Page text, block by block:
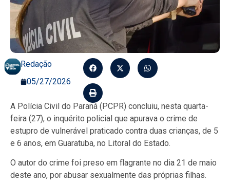
Redação
05/27/2026
A Polícia Civil do Paraná (PCPR) concluiu, nesta quarta-
feira (27), o inquérito policial que apurava o crime de
estupro de vulnerável praticado contra duas crianças, de 5
e 6 anos, em Guaratuba, no Litoral do Estado.
O autor do crime foi preso em flagrante no dia 21 de maio
deste ano, por abusar sexualmente das próprias filhas.